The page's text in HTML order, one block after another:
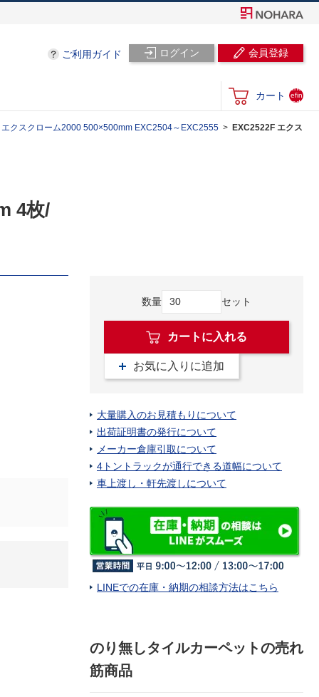
ログイン 会員登録
ご利用ガイド
カート
und
efin
ed
エクスクローム2000 500×500mm EXC2504～EXC2555
EXC2522F エクス
4枚/
数量 セット
カートに入れる
お気に入りに追加
大量購入のお見積もりについて
出荷証明書の発行について
メーカー倉庫引取について
4トントラックが通行できる道幅について
車上渡し・軒先渡しについて
LINEでの在庫・納期の相談方法はこちら
のり無しタイルカーペットの売れ
筋商品